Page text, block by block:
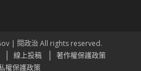
| 閱政治 All rights reserved.
線上投稿
著作權保護政策
權保護政策